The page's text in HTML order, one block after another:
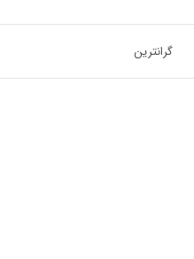
گرانترین